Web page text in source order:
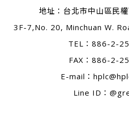
地址： 台北市中山區民
3F-7,No. 20, Minchuan W.
TEL： 886-2-
FAX：886-2-
E-mail：
Line ID：